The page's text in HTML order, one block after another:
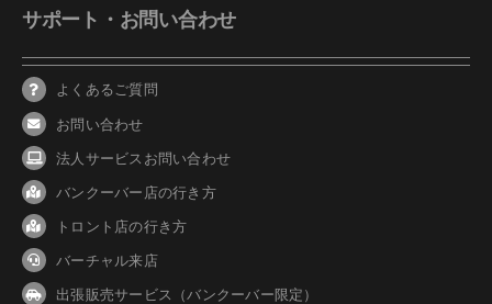
サポート・お問い合わせ
よくあるご質問
お問い合わせ
法人サービスお問い合わせ
バンクーバー 店の行き方
トロント店の行き方
バーチャル来店
出張販売サービス（バンクーバー限定）